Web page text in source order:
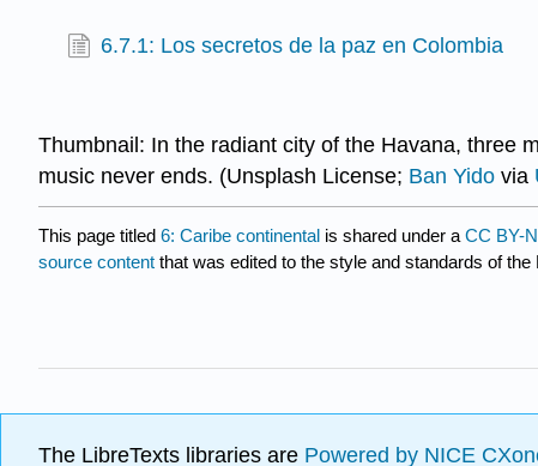
6.7.1: Los secretos de la paz en Colombia
Thumbnail: In the radiant city of the Havana, three
music never ends. (Unsplash License; Ban Yido via
This page titled 6: Caribe continental is shared under a CC BY-
source content that was edited to the style and standards of the
The LibreTexts libraries are Powered by NICE